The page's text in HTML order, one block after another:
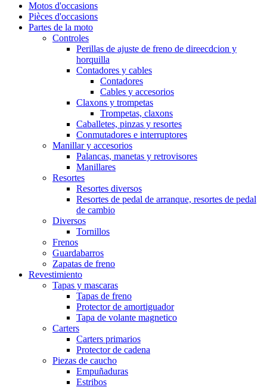
Motos d'occasions
Pièces d'occasions
Partes de la moto
Controles
Perillas de ajuste de freno de direecdcion y
horquilla
Contadores y cables
Contadores
Cables y accesorios
Claxons y trompetas
Trompetas, claxons
Caballetes, pinzas y resortes
Conmutadores e interruptores
Manillar y accesorios
Palancas, manetas y retrovisores
Manillares
Resortes
Resortes diversos
Resortes de pedal de arranque, resortes de pedal
de cambio
Diversos
Tornillos
Frenos
Guardabarros
Zapatas de freno
Revestimiento
Tapas y mascaras
Tapas de freno
Protector de amortiguador
Tapa de volante magnetico
Carters
Carters primarios
Protector de cadena
Piezas de caucho
Empuñaduras
Estribos